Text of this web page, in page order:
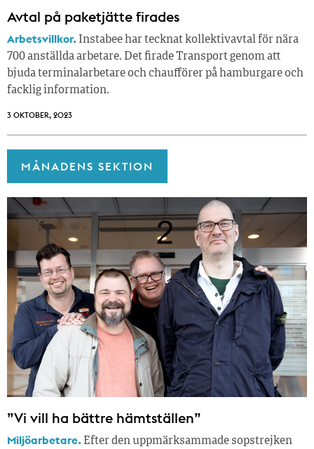
Avtal på paketjätte firades
Arbetsvillkor. Instabee har tecknat kollektivavtal för nära
700 anställda arbetare. Det firade Transport genom att
bjuda terminalarbetare och chaufförer på hamburgare och
facklig information.
3 OKTOBER, 2023
MÅNADENS SEKTION
”Vi vill ha bättre hämtställen”
Miljöarbetare. Efter den uppmärksammade sopstrejken